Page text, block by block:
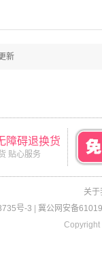
新
障碍退换货
贴心服务
关于
号-3
冀公网安备